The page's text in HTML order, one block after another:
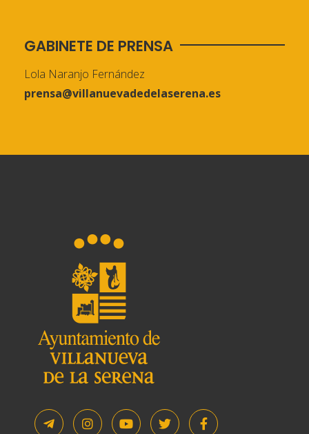
GABINETE DE PRENSA
Lola Naranjo Fernández
prensa@villanuevadedelaserena.es